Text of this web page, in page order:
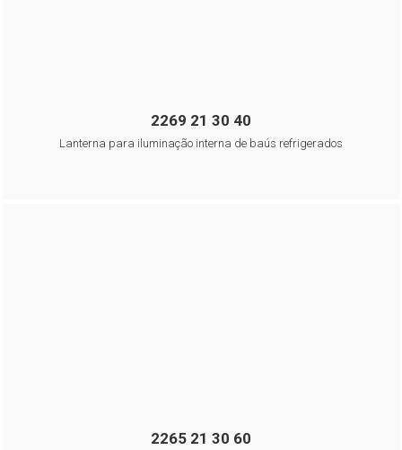
2269 21 30 40
Lanterna para iluminação interna de baús refrigerados
2265 21 30 60